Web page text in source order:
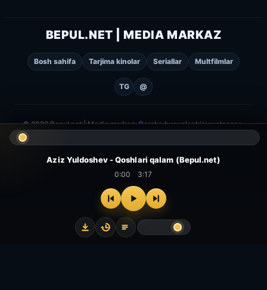
BEPUL.NET | MEDIA MARKAZ
Bosh sahifa Tarjima kinolar Seriallar Multfilmlar
TG @
© 2026 Bepul.net | Media markaz. Barcha huquqlar himoyalangan.
▻
Kinolar
▣
Serial
Aziz Yuldoshev - Qoshlari qalam (Bepul.net)
0:00 3:17